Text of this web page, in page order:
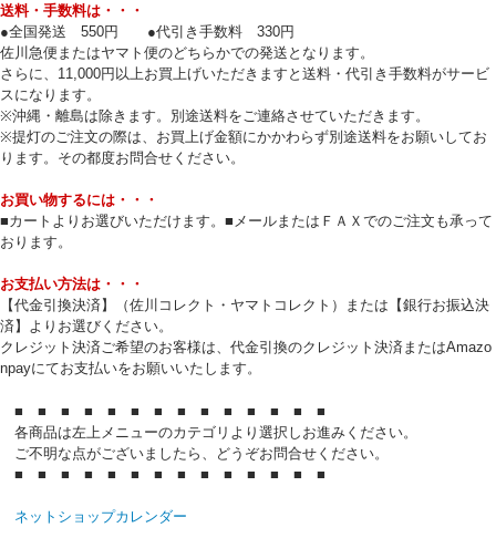
送料・手数料は・・・
●全国発送 550円 ●代引き手数料 330円
佐川急便またはヤマト便のどちらかでの発送となります。
さらに、11,000円以上お買上げいただきますと送料・代引き手数料がサービ
スになります。
※沖縄・離島は除きます。別途送料をご連絡させていただきます。
※提灯のご注文の際は、お買上げ金額にかかわらず別途送料をお願いしてお
ります。その都度お問合せください。
お買い物するには・・・
■カートよりお選びいただけます。■メールまたはＦＡＸでのご注文も承って
おります。
お支払い方法は・・・
【代金引換決済】（佐川コレクト・ヤマトコレクト）または【銀行お振込決
済】よりお選びください。
クレジット決済ご希望のお客様は、代金引換のクレジット決済またはAmazo
npayにてお支払いをお願いいたします。
■ ■ ■ ■ ■ ■ ■ ■ ■ ■ ■ ■ ■ ■
各商品は左上メニューのカテゴリより選択しお進みください。
ご不明な点がございましたら、どうぞお問合せください。
■ ■ ■ ■ ■ ■ ■ ■ ■ ■ ■ ■ ■ ■
ネットショップカレンダー